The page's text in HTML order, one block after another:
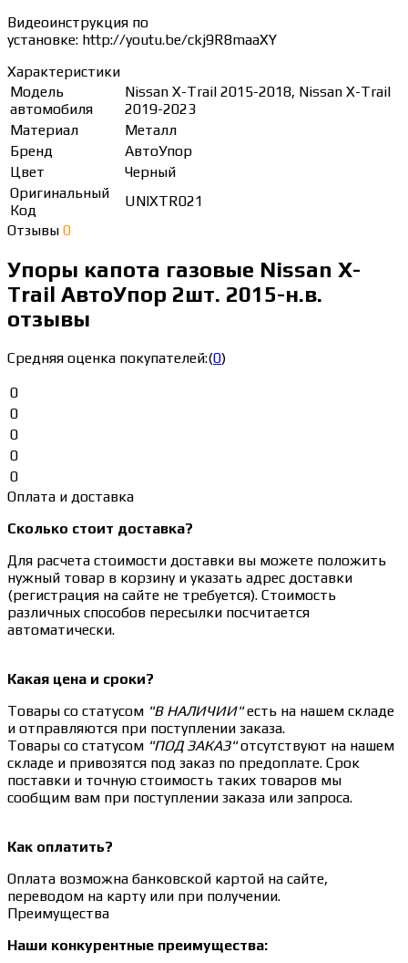
Видеоинструкция по
установке: http://youtu.be/ckj9R8maaXY
Характеристики
Модель
автомобиля
Nissan X-Trail 2015-2018, Nissan X-Trail
2019-2023
Материал
Металл
Бренд
АвтоУпор
Цвет
Черный
Оригинальный
Код
UNIXTR021
Отзывы 0
Упоры капота газовые Nissan X-
Trail АвтоУпор 2шт. 2015-н.в.
отзывы
Средняя оценка покупателей:(0)
0
0
0
0
0
Оплата и доставка
Сколько стоит доставка?
Для расчета стоимости доставки вы можете положить
нужный товар в корзину и указать адрес доставки
(регистрация на сайте не требуется). Стоимость
различных способов пересылки посчитается
автоматически.
Какая цена и сроки?
Товары со статусом "В НАЛИЧИИ"есть на нашем складе
и отправляются при поступлении заказа.
Товары со статусом "ПОД ЗАКАЗ"отсутствуют на нашем
складе и привозятся под заказ по предоплате. Срок
поставки и точную стоимость таких товаров мы
сообщим вам при поступлении заказа или запроса.
Как оплатить?
Оплата возможна банковской картой на сайте,
переводом на карту или при получении.
Преимущества
Наши конкурентные преимущества: